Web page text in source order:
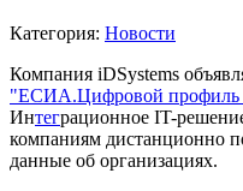
Категория: Новости
Компания iDSystems
"ЕСИА.Цифровой профиль
Интеграционное IT-
компаниям дистанционно
данные об организациях.